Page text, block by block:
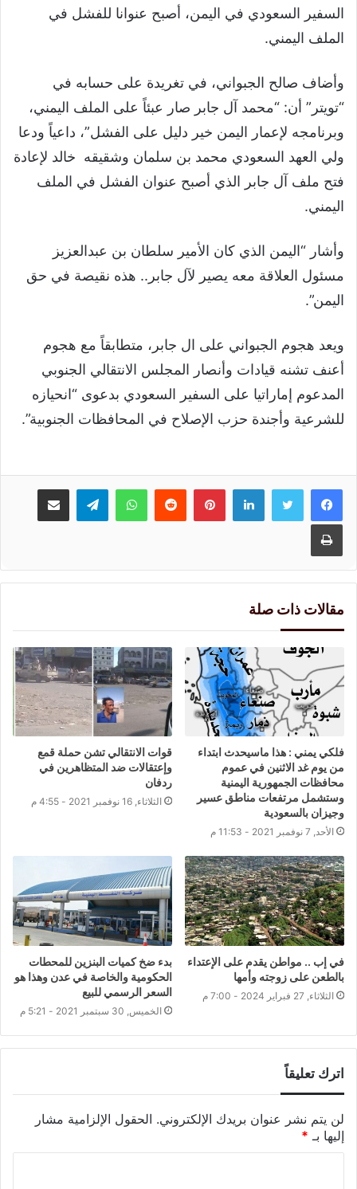
السفير السعودي في اليمن، أصبح عنوانا للفشل في
الملف اليمني.
وأضاف صالح الجبواني، في تغريدة على حسابه في
“تويتر” أن: “محمد ‏آل جابر صار عبئاً على الملف اليمني،
وبرنامجه لإعمار اليمن خير دليل على الفشل”، داعياً ودعا
ولي العهد السعودي محمد بن سلمان وشقيقه خالد لإعادة
فتح ملف آل جابر الذي أصبح عنوان الفشل في الملف
اليمني.
وأشار “اليمن الذي كان الأمير سلطان بن عبدالعزيز
مسئول العلاقة معه يصير لآل جابر.. هذه نقيصة في حق
اليمن”.
ويعد هجوم الجبواني على ال جابر، متطابقاً مع هجوم
أعنف تشنه قيادات وأنصار المجلس الانتقالي الجنوبي
المدعوم إماراتيا على السفير السعودي بدعوى “انحيازه
للشرعية وأجندة حزب الإصلاح في المحافظات الجنوبية”.
لينكدإنبينتيريست واتسابتيلقرام مشاركة عبر البريد
طباعة
مقالات ذات صلة
فلكي يمني : هذا ماسيحدث ابتداء
من يوم غد الاثنين في عموم
محافظات الجمهورية اليمنية
وستشمل مرتفعات مناطق عسير
وجيزان بالسعودية
الأحد, 7 نوفمبر 2021 - 11:53 م
قوات الانتقالي تشن حملة قمع
وإعتقالات ضد المتظاهرين في
ردفان
الثلاثاء, 16 نوفمبر 2021 - 4:55 م
في إب .. مواطن يقدم على الإعتداء
بالطعن على زوجته وأمها
الثلاثاء, 27 فبراير 2024 - 7:00 م
بدء ضخ كميات البنزين للمحطات
الحكومية والخاصة في عدن وهذا هو
السعر الرسمي للبيع
الخميس, 30 سبتمبر 2021 - 5:21 م
اترك تعليقاً
لن يتم نشر عنوان بريدك الإلكتروني. الحقول الإلزامية مشار
إليها بـ *